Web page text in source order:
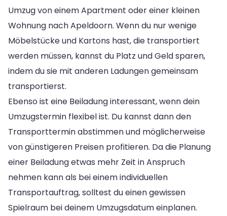
Umzug von einem Apartment oder einer kleinen
Wohnung nach Apeldoorn. Wenn du nur wenige
Möbelstücke und Kartons hast, die transportiert
werden müssen, kannst du Platz und Geld sparen,
indem du sie mit anderen Ladungen gemeinsam
transportierst.
Ebenso ist eine Beiladung interessant, wenn dein
Umzugstermin flexibel ist. Du kannst dann den
Transporttermin abstimmen und möglicherweise
von günstigeren Preisen profitieren. Da die Planung
einer Beiladung etwas mehr Zeit in Anspruch
nehmen kann als bei einem individuellen
Transportauftrag, solltest du einen gewissen
Spielraum bei deinem Umzugsdatum einplanen.